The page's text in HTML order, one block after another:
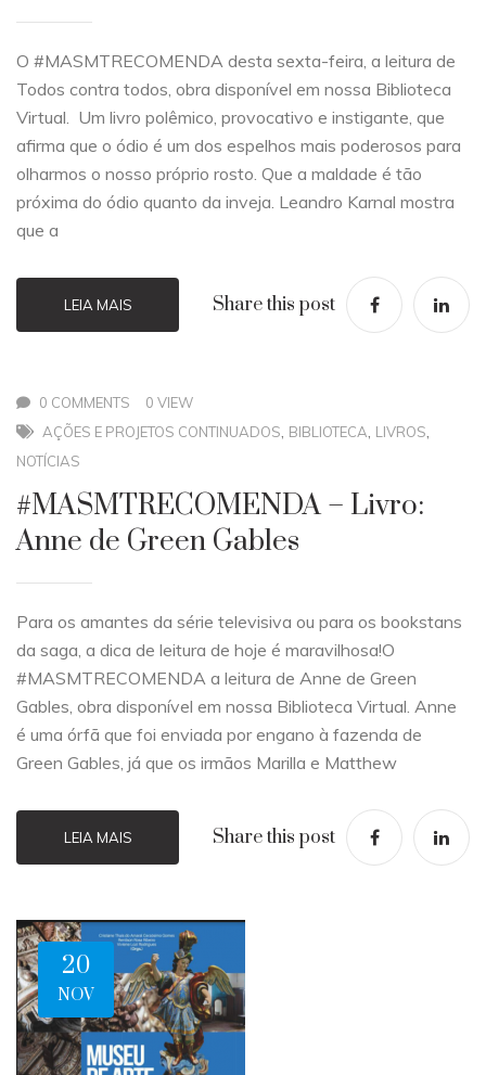
O #MASMTRECOMENDA desta sexta-feira, a leitura de
Todos contra todos, obra disponível em nossa Biblioteca
Virtual. Um livro polêmico, provocativo e instigante, que
afirma que o ódio é um dos espelhos mais poderosos para
olharmos o nosso próprio rosto. Que a maldade é tão
próxima do ódio quanto da inveja. Leandro Karnal mostra
que a
LEIA MAIS Share this post
0 COMMENTS
0 VIEW
AÇÕES E PROJETOS CONTINUADOS, BIBLIOTECA, LIVROS,
NOTÍCIAS
#MASMTRECOMENDA – Livro:
Anne de Green Gables
Para os amantes da série televisiva ou para os bookstans
da saga, a dica de leitura de hoje é maravilhosa!O
#MASMTRECOMENDA a leitura de Anne de Green
Gables, obra disponível em nossa Biblioteca Virtual. Anne
é uma órfã que foi enviada por engano à fazenda de
Green Gables, já que os irmãos Marilla e Matthew
LEIA MAIS Share this post
20
NOV